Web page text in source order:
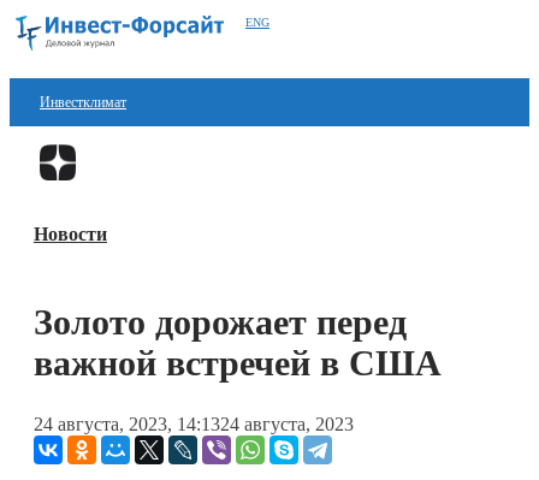
ENG
Инвестклимат
Финансы
Блокчейн
Книги
Новости
Золото дорожает перед
важной встречей в США
24 августа, 2023, 14:1324 августа, 2023